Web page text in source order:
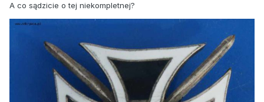
A co sądzicie o tej niekompletnej?